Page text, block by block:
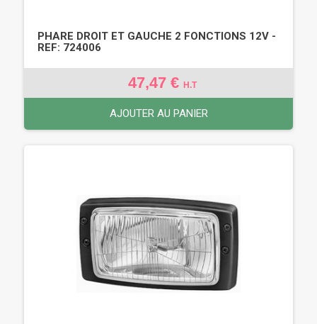
PHARE DROIT ET GAUCHE 2 FONCTIONS 12V -
REF: 724006
47,47 € H.T
AJOUTER AU PANIER